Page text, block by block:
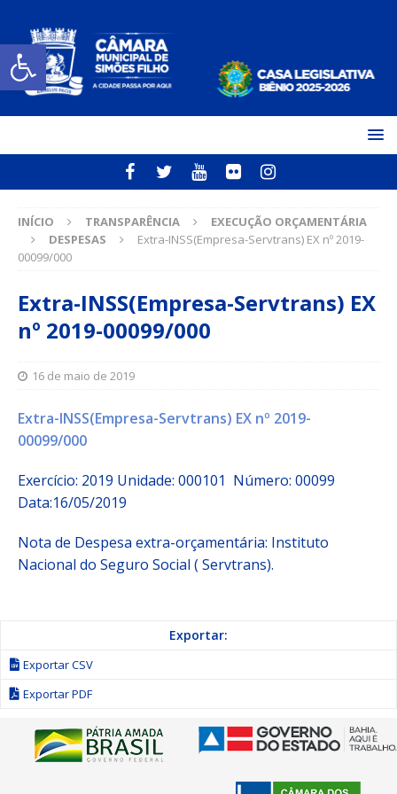
Open toolbar
INÍCIO TRANSPARÊNCIA
EXECUÇÃO ORÇAMENTÁRIA
DESPESAS
Extra-INSS(Empresa-Servtrans) EX nº 2019-
00099/000
Extra-INSS(Empresa-Servtrans) EX
nº 2019-00099/000
16 de maio de 2019
Extra-INSS(Empresa-Servtrans) EX nº 2019-
00099/000
Exercício: 2019 Unidade: 000101 Número: 00099
Data:16/05/2019
Nota de Despesa extra-orçamentária: Instituto
Nacional do Seguro Social ( Servtrans).
Exportar:
Exportar CSV
Exportar PDF